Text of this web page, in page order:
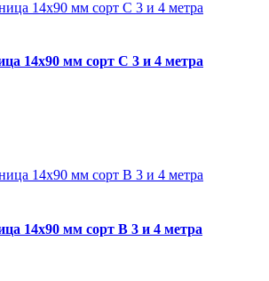
14х90 мм сорт С 3 и 4 метра
14х90 мм сорт В 3 и 4 метра